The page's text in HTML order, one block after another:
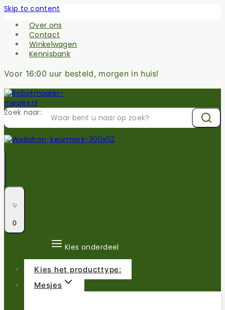
Skip to content
Over ons
Contact
Winkelwagen
Kennisbank
Voor 16:00 uur besteld, morgen in huis!
Zoek naar:
0
Kies onderdeel
Kies het producttype:
Mesjes